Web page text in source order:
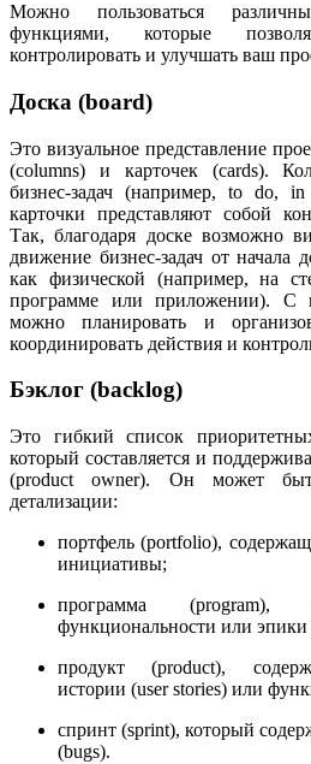
Можно пользоваться
функциями, которые
контролировать и улучшать ваш
Доска (board)
Это визуальное представление
(columns) и карточек (cards).
бизнес-задач (например, to do,
карточки представляют собой
Так, благодаря доске возможно
движение бизнес-задач от
как физической (например, на
программе или приложении). С
можно планировать и
координировать действия и
Бэклог (backlog)
Это гибкий список
который составляется и
(product owner). Он может
детализации:
портфель (portfolio),
инициативы;
программа (program),
функциональности или эпики
продукт (product),
истории (user stories) или
спринт (sprint), который
(bugs).